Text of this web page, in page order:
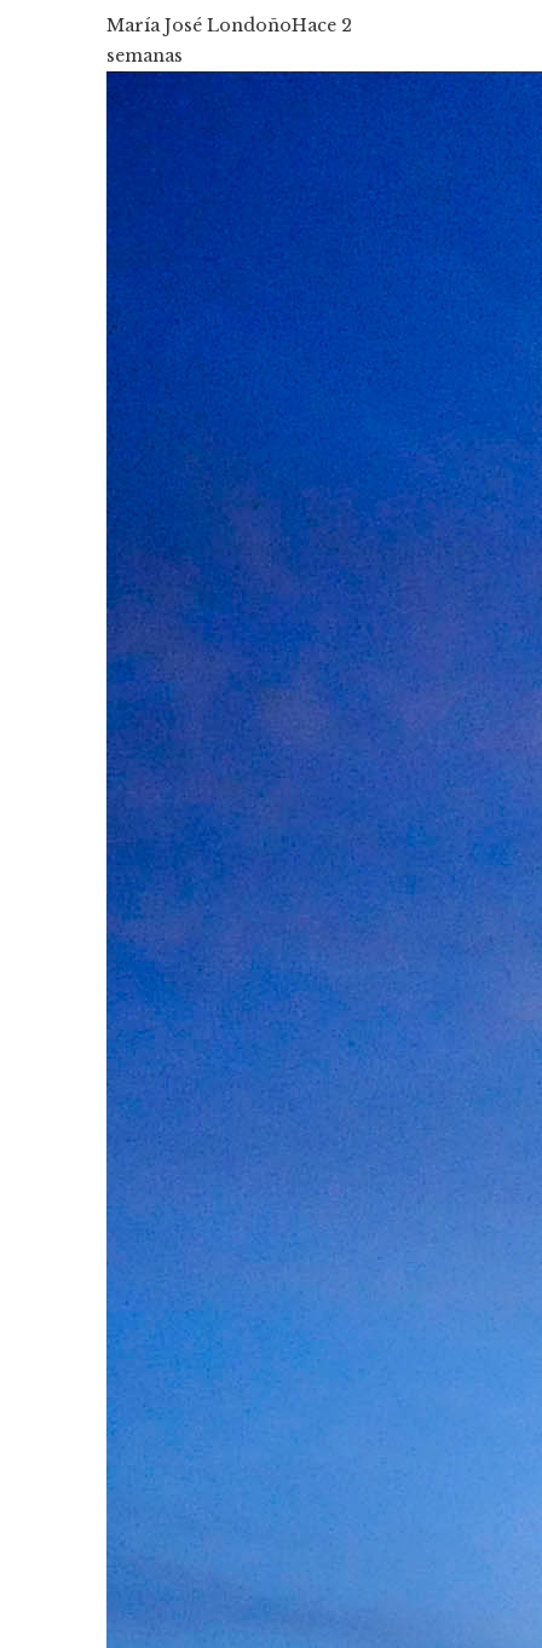
María José LondoñoHace 2
semanas